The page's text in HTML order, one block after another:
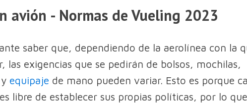
avión - Normas de Vueling 2023
saber que, dependiendo de la aerolínea con la
las exigencias que se pedirán de bolsos, mochilas,
y equipaje de mano pueden variar. Esto es porque
libre de establecer sus propias políticas, por lo